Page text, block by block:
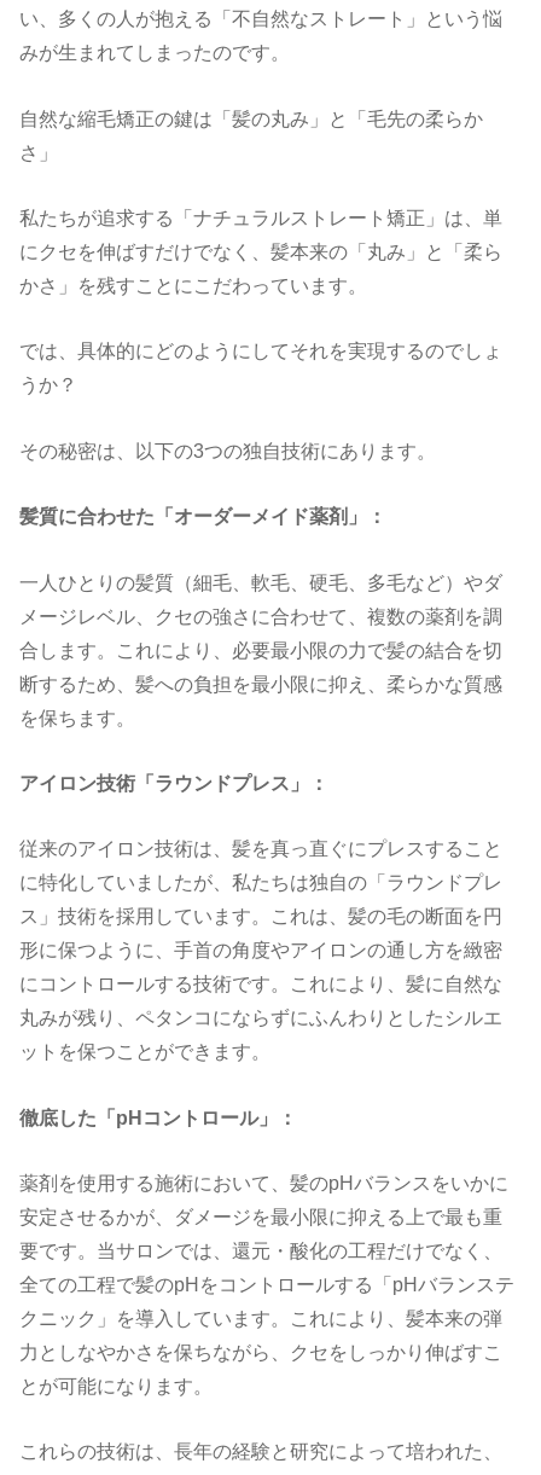
い、多くの人が抱える「不自然なストレート」という悩
みが生まれてしまったのです。
自然な縮毛矯正の鍵は「髪の丸み」と「毛先の柔らか
さ」
私たちが追求する「ナチュラルストレート矯正」は、単
にクセを伸ばすだけでなく、髪本来の「丸み」と「柔ら
かさ」を残すことにこだわっています。
では、具体的にどのようにしてそれを実現するのでしょ
うか？
その秘密は、以下の3つの独自技術にあります。
髪質に合わせた「オーダーメイド薬剤」：
一人ひとりの髪質（細毛、軟毛、硬毛、多毛など）やダ
メージレベル、クセの強さに合わせて、複数の薬剤を調
合します。これにより、必要最小限の力で髪の結合を切
断するため、髪への負担を最小限に抑え、柔らかな質感
を保ちます。
アイロン技術「ラウンドプレス」：
従来のアイロン技術は、髪を真っ直ぐにプレスすること
に特化していましたが、私たちは独自の「ラウンドプレ
ス」技術を採用しています。これは、髪の毛の断面を円
形に保つように、手首の角度やアイロンの通し方を緻密
にコントロールする技術です。これにより、髪に自然な
丸みが残り、ペタンコにならずにふんわりとしたシルエ
ットを保つことができます。
徹底した「pHコントロール」：
薬剤を使用する施術において、髪のpHバランスをいかに
安定させるかが、ダメージを最小限に抑える上で最も重
要です。当サロンでは、還元・酸化の工程だけでなく、
全ての工程で髪のpHをコントロールする「pHバランステ
クニック」を導入しています。これにより、髪本来の弾
力としなやかさを保ちながら、クセをしっかり伸ばすこ
とが可能になります。
これらの技術は、長年の経験と研究によって培われた、